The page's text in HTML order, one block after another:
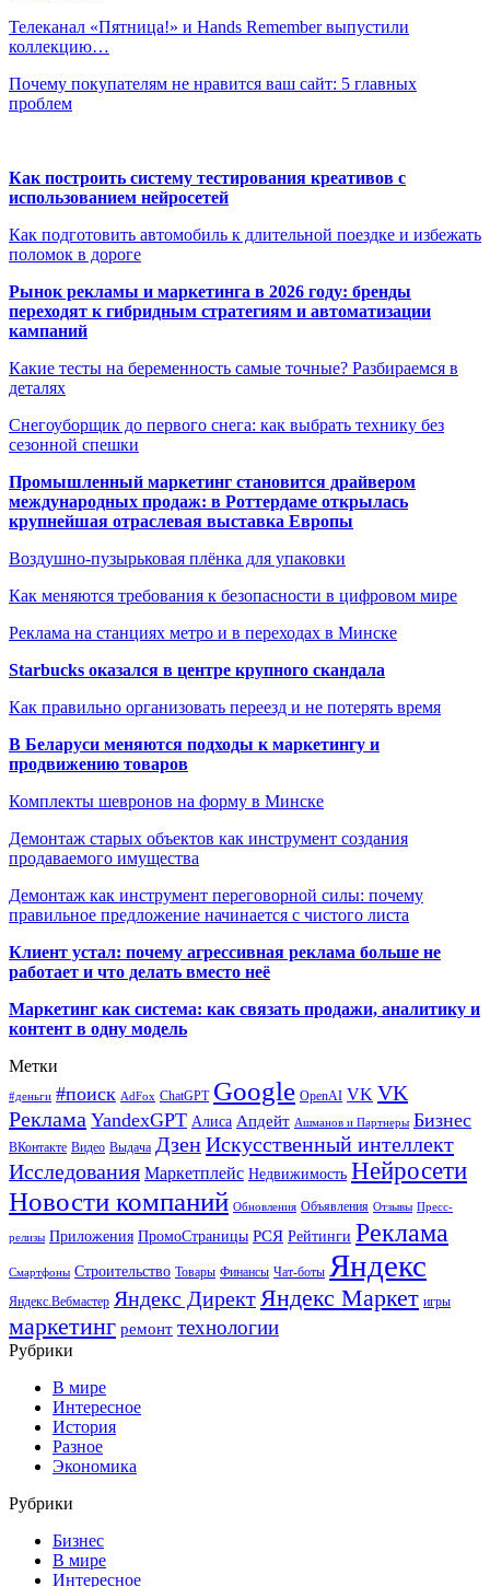
Телеканал «Пятница!» и Hands Remember выпустили
коллекцию…
Почему покупателям не нравится ваш сайт: 5 главных
проблем
Как построить систему тестирования креативов с
использованием нейросетей
Как подготовить автомобиль к длительной поездке и избежать
поломок в дороге
Рынок рекламы и маркетинга в 2026 году: бренды
переходят к гибридным стратегиям и автоматизации
кампаний
Какие тесты на беременность самые точные? Разбираемся в
деталях
Снегоуборщик до первого снега: как выбрать технику без
сезонной спешки
Промышленный маркетинг становится драйвером
международных продаж: в Роттердаме открылась
крупнейшая отраслевая выставка Европы
Воздушно-пузырьковая плёнка для упаковки
Как меняются требования к безопасности в цифровом мире
Реклама на станциях метро и в переходах в Минске
Starbucks оказался в центре крупного скандала
Как правильно организовать переезд и не потерять время
В Беларуси меняются подходы к маркетингу и
продвижению товаров
Комплекты шевронов на форму в Минске
Демонтаж старых объектов как инструмент создания
продаваемого имущества
Демонтаж как инструмент переговорной силы: почему
правильное предложение начинается с чистого листа
Клиент устал: почему агрессивная реклама больше не
работает и что делать вместо неё
Маркетинг как система: как связать продажи, аналитику и
контент в одну модель
Метки
#деньги #поиск AdFox ChatGPT Google OpenAI VK VK
Реклама YandexGPT Алиса Апдейт Ашманов и Партнеры Бизнес
ВКонтакте Видео Выдача ДзенИскусственный интеллект
Исследования Маркетплейс Недвижимость Нейросети
Новости компаний Обновления Объявления Отзывы Пресс-
релизы Приложения ПромоСтраницы РСЯ Рейтинги Реклама
Смартфоны Строительство Товары Финансы Чат-боты Яндекс
Яндекс.Вебмастер Яндекс Директ Яндекс Маркет игры
маркетинг ремонт технологии
Рубрики
В мире
Интересное
История
Разное
Экономика
Рубрики
Бизнес
В мире
Интересное